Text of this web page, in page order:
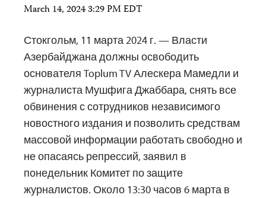
March 14, 2024 3:29 PM EDT
Стокгольм, 11 марта 2024 г. — Власти
Азербайджана должны освободить
основателя Toplum TV Алескера Мамедли и
журналиста Мушфига Джаббара, снять все
обвинения с сотрудников независимого
новостного издания и позволить средствам
массовой информации работать свободно и
не опасаясь репрессий, заявил в
понедельник Комитет по защите
журналистов. Около 13:30 часов 6 марта в